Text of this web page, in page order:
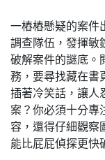
一樁樁懸疑的案件
調查隊伍，發揮敏
破解案件的謎底。
務，要尋找藏在書
插著冷笑話，讓人
案？你必須十分專
容，還得仔細觀察
能比屁屁偵探更快